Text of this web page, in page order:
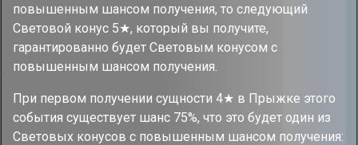
повышенным шансом получения, то следующий
Световой конус 5★, который вы получите,
гарантированно будет Световым конусом с
повышенным шансом получения.
При первом получении сущности 4★ в Прыжке этого
события существует шанс 75%, что это будет один из
Световых конусов с повышенным шансом получения: